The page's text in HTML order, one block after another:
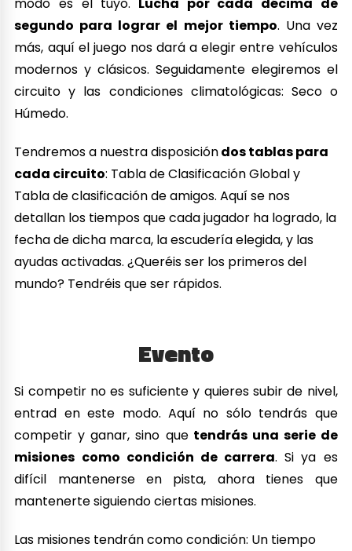
modo es el tuyo. Lucha por cada décima de
segundo para lograr el mejor tiempo. Una vez
más, aquí el juego nos dará a elegir entre vehículos
modernos y clásicos. Seguidamente elegiremos el
circuito y las condiciones climatológicas: Seco o
Húmedo.
Tendremos a nuestra disposicióndos tablas para
cada circuito: Tabla de Clasificación Global y
Tabla de clasificación de amigos. Aquí se nos
detallan los tiempos que cada jugador ha logrado, la
fecha de dicha marca, la escudería elegida, y las
ayudas activadas. ¿Queréis ser los primeros del
mundo? Tendréis que ser rápidos.
Evento
Si competir no es suficiente y quieres subir de nivel,
entrad en este modo. Aquí no sólo tendrás que
competir y ganar, sino quetendrás una serie de
misiones como condición de carrera. Si ya es
difícil mantenerse en pista, ahora tienes que
mantenerte siguiendo ciertas misiones.
Las misiones tendrán como condición: Un tiempo